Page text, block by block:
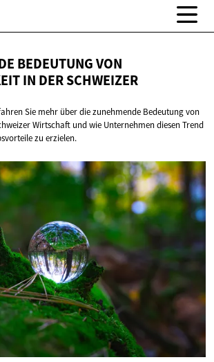
BEDEUTUNG VON
IN DERSCHWEIZER
Sie mehr über die zunehmende Bedeutung von
Wirtschaft und wie Unternehmen diesen Trend
zu erzielen.